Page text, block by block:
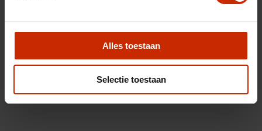
Alles toestaan
Selectie toestaan